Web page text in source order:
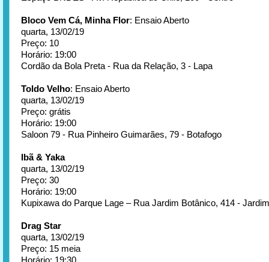
Bloco Vem Cá, Minha Flor: Ensaio Aberto
quarta, 13/02/19
Preço: 10
Horário: 19:00
Cordão da Bola Preta - Rua da Relação, 3 - Lapa
Toldo Velho: Ensaio Aberto
quarta, 13/02/19
Preço: grátis
Horário: 19:00
Saloon 79 - Rua Pinheiro Guimarães, 79 - Botafogo
Ibã & Yaka
quarta, 13/02/19
Preço: 30
Horário: 19:00
Kupixawa do Parque Lage – Rua Jardim Botânico, 414 -
Drag Star
quarta, 13/02/19
Preço: 15 meia
Horário: 19:30